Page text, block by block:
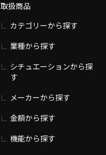
取扱商品
カテゴリーから探す
業種から探す
シチュエーションから探
す
メーカーから探す
金額から探す
機能から探す